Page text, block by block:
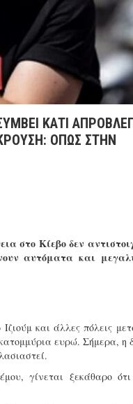
ΚΑΤΙ
ΌΠΩΣ ΣΤΗΝ
στο Κίεβο δεν
αυτόματα και
και άλλες πόλεις
ευρώ. Σήμερα, η
γίνεται ξεκάθαρο